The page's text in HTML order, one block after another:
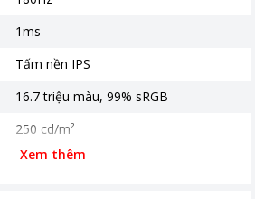
1ms
Tấm nền IPS
16.7 triệu màu, 99% sRGB
250 cd/m²
Xem thêm